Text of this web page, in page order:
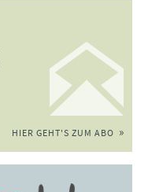
HIER GEHT'S ZUM ABO